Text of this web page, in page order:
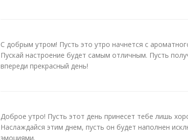
С добрым утром! Пусть это утро начнется с
Пускай настроение будет самым отличным. Пусть
впереди прекрасный день!
Доброе утро! Пусть этот день принесет тебе лишь
Наслаждайся этим днем, пусть он будет наполнен
эмоциями.